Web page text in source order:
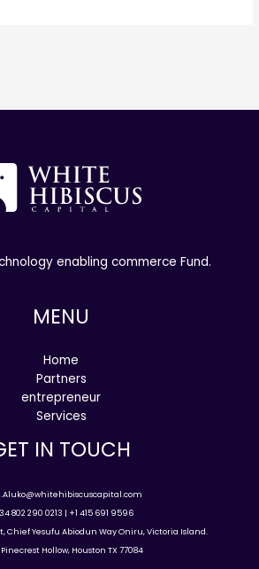
enabling commerce Fund.
MENU
Home
Partners
entrepreneur
Services
IN TOUCH
802 290 0213 | +1 415 691 9596
Chief Yesufu Abiodun Way Oniru, Victoria Island.
Hollow, Houston TX 77084